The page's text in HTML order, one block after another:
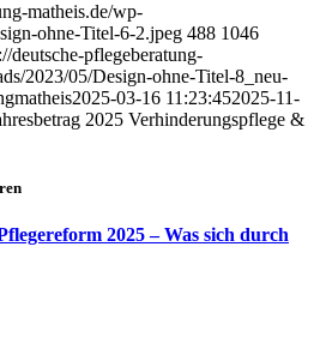
matheis.de/wp-
ohne-Titel-6-2.jpeg 488 1046
deutsche-pflegeberatung-
2023/05/Design-ohne-Titel-8_neu-
2025-03-16 11:23:452025-11-
2025 Verhinderungspflege &
2025 – Was sich durch